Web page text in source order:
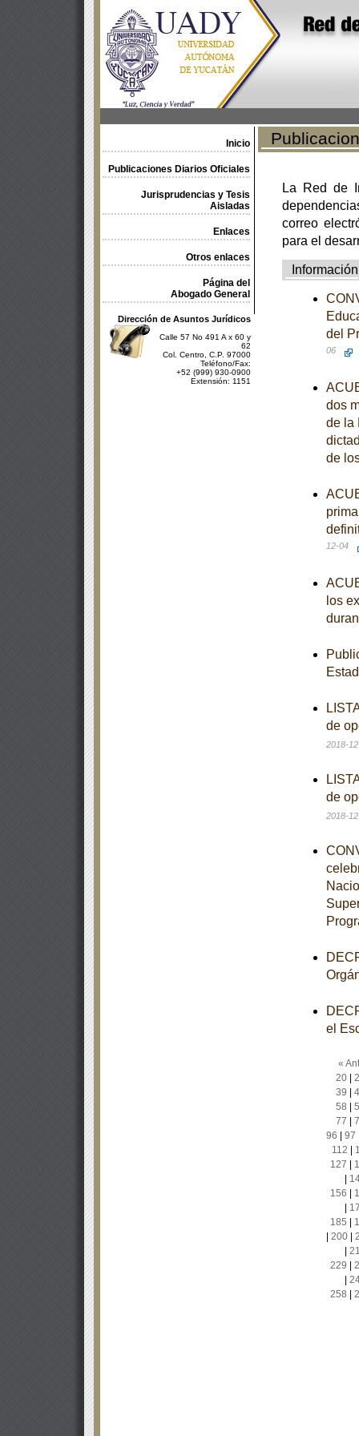
Inicio
Publicaciones Diarios Oficiales
Jurisprudencias y Tesis
Aisladas
Enlaces
Otros enlaces
Página del
Abogado General
Dirección de Asuntos Jurídicos
Calle 57 No 491 A x 60 y
62
Col. Centro, C.P. 97000
Teléfono/Fax:
+52 (999) 930-0900
Extensión: 1151
La Red de
correo
para el
Información
del
06
dos
de la
de
12-04
los
de
2018-
de
2018-
el
«
20|
39
58
77
96
97
112
127
156
185
200|
229
258